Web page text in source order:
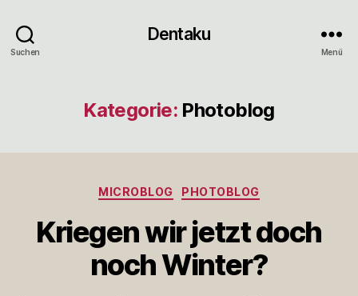
Suchen
Dentaku
Menü
Kategorie: Photoblog
Kategorien
MICROBLOG PHOTOBLOG
Kriegen wir jetzt doch
noch Winter?